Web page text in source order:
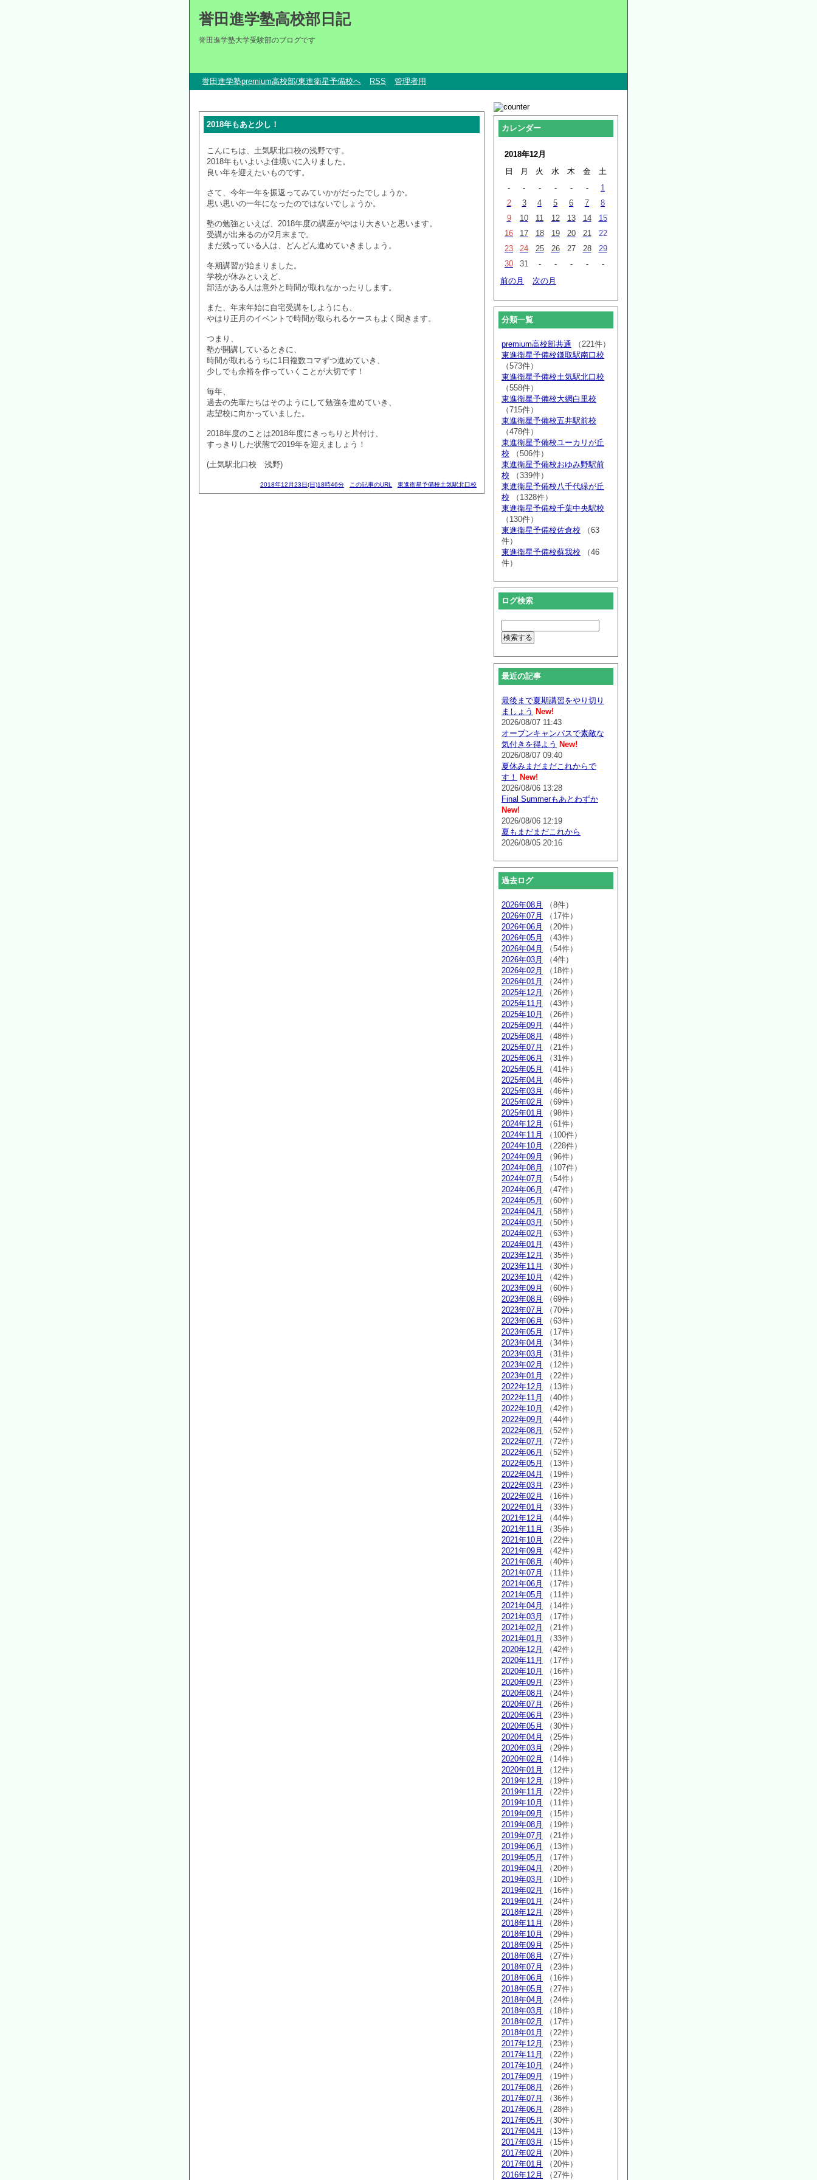
誉田進学塾高校部日記
誉田進学塾大学受験部のブログです
誉田進学塾premium高校部/東進衛星予備校へ RSS 管理者用
2018年もあと少し！
こんにちは、土気駅北口校の浅野です。
2018年もいよいよ佳境いに入りました。
良い年を迎えたいものです。
さて、今年一年を振返ってみていかがだったでしょうか。
思い思いの一年になったのではないでしょうか。
塾の勉強といえば、2018年度の講座がやはり大きいと思います。
受講が出来るのが2月末まで。
まだ残っている人は、どんどん進めていきましょう。
冬期講習が始まりました。
学校が休みといえど、
部活がある人は意外と時間が取れなかったりします。
また、年末年始に自宅受講をしようにも、
やはり正月のイベントで時間が取られるケースもよく聞きます。
つまり、
塾が開講しているときに、
時間が取れるうちに1日複数コマずつ進めていき、
少しでも余裕を作っていくことが大切です！
毎年、
過去の先輩たちはそのようにして勉強を進めていき、
志望校に向かっていました。
2018年度のことは2018年度にきっちりと片付け、
すっきりした状態で2019年を迎えましょう！
(土気駅北口校 浅野)
2018年12月23日(日)18時46分 この記事のURL 東進衛星予備校土気駅北口校
カレンダー
2018年12月
日
月 火 水 木 金
土
-
- - - - -
1
2
3 4 5 6 7
8
9
10 11 12 13 14
15
16
17 18 19 20 21
22
23
24 25 26 27 28
29
30
31 - - - -
-
前の月
次の月
分類一覧
premium高校部共通 （221件）
東進衛星予備校鎌取駅南口校
（573件）
東進衛星予備校土気駅北口校
（558件）
東進衛星予備校大網白里校
（715件）
東進衛星予備校五井駅前校
（478件）
東進衛星予備校ユーカリが丘
校 （506件）
東進衛星予備校おゆみ野駅前
校 （339件）
東進衛星予備校八千代緑が丘
校 （1328件）
東進衛星予備校千葉中央駅校
（130件）
東進衛星予備校佐倉校 （63
件）
東進衛星予備校蘇我校 （46
件）
ログ検索
最近の記事
最後まで夏期講習をやり切り
ましょう New!
2026/08/07 11:43
オープンキャンパスで素敵な
気付きを得よう New!
2026/08/07 09:40
夏休みまだまだこれからで
す！
New!
2026/08/06 13:28
Final Summerもあとわずか
New!
2026/08/06 12:19
夏もまだまだこれから
2026/08/05 20:16
過去ログ
2026年08月
（8件）
2026年07月
（17件）
2026年06月
（20件）
2026年05月
（43件）
2026年04月
（54件）
2026年03月
（4件）
2026年02月
（18件）
2026年01月
（24件）
2025年12月
（26件）
2025年11月
（43件）
2025年10月
（26件）
2025年09月
（44件）
2025年08月
（48件）
2025年07月
（21件）
2025年06月
（31件）
2025年05月
（41件）
2025年04月
（46件）
2025年03月
（46件）
2025年02月
（69件）
2025年01月
（98件）
2024年12月
（61件）
2024年11月
（100件）
2024年10月
（228件）
2024年09月
（96件）
2024年08月
（107件）
2024年07月
（54件）
2024年06月
（47件）
2024年05月
（60件）
2024年04月
（58件）
2024年03月
（50件）
2024年02月
（63件）
2024年01月
（43件）
2023年12月
（35件）
2023年11月
（30件）
2023年10月
（42件）
2023年09月
（60件）
2023年08月
（69件）
2023年07月
（70件）
2023年06月
（63件）
2023年05月
（17件）
2023年04月
（34件）
2023年03月
（31件）
2023年02月
（12件）
2023年01月
（22件）
2022年12月
（13件）
2022年11月
（40件）
2022年10月
（42件）
2022年09月
（44件）
2022年08月
（52件）
2022年07月
（72件）
2022年06月
（52件）
2022年05月
（13件）
2022年04月
（19件）
2022年03月
（23件）
2022年02月
（16件）
2022年01月
（33件）
2021年12月
（44件）
2021年11月
（35件）
2021年10月
（22件）
2021年09月
（42件）
2021年08月
（40件）
2021年07月
（11件）
2021年06月
（17件）
2021年05月
（11件）
2021年04月
（14件）
2021年03月
（17件）
2021年02月
（21件）
2021年01月
（33件）
2020年12月
（42件）
2020年11月
（17件）
2020年10月
（16件）
2020年09月
（23件）
2020年08月
（24件）
2020年07月
（26件）
2020年06月
（23件）
2020年05月
（30件）
2020年04月
（25件）
2020年03月
（29件）
2020年02月
（14件）
2020年01月
（12件）
2019年12月
（19件）
2019年11月
（22件）
2019年10月
（11件）
2019年09月
（15件）
2019年08月
（19件）
2019年07月
（21件）
2019年06月
（13件）
2019年05月
（17件）
2019年04月
（20件）
2019年03月
（10件）
2019年02月
（16件）
2019年01月
（24件）
2018年12月
（28件）
2018年11月
（28件）
2018年10月
（29件）
2018年09月
（25件）
2018年08月
（27件）
2018年07月
（23件）
2018年06月
（16件）
2018年05月
（27件）
2018年04月
（24件）
2018年03月
（18件）
2018年02月
（17件）
2018年01月
（22件）
2017年12月
（23件）
2017年11月
（22件）
2017年10月
（24件）
2017年09月
（19件）
2017年08月
（26件）
2017年07月
（36件）
2017年06月
（28件）
2017年05月
（30件）
2017年04月
（13件）
2017年03月
（15件）
2017年02月
（20件）
2017年01月
（20件）
2016年12月
（27件）